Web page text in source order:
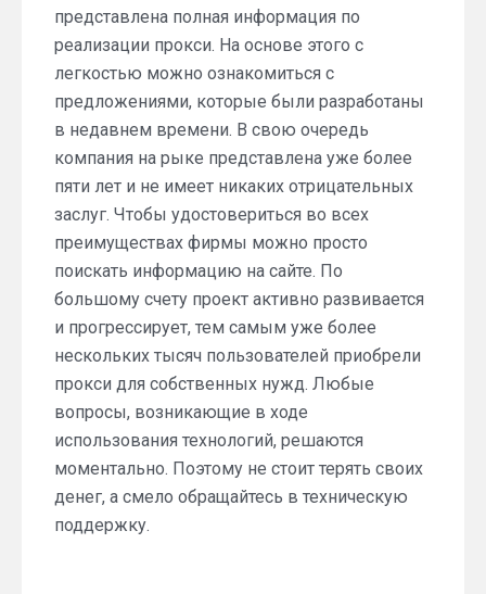
представлена полная информация по
реализации прокси. На основе этого с
легкостью можно ознакомиться с
предложениями, которые были разработаны
в недавнем времени. В свою очередь
компания на рыке представлена уже более
пяти лет и не имеет никаких отрицательных
заслуг. Чтобы удостовериться во всех
преимуществах фирмы можно просто
поискать информацию на сайте. По
большому счету проект активно развивается
и прогрессирует, тем самым уже более
нескольких тысяч пользователей приобрели
прокси для собственных нужд. Любые
вопросы, возникающие в ходе
использования технологий, решаются
моментально. Поэтому не стоит терять своих
денег, а смело обращайтесь в техническую
поддержку.